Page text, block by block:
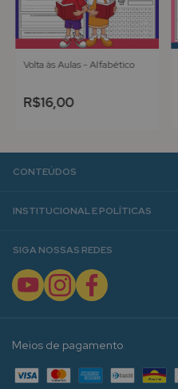
Volta às Aulas - Alfabético
R$16,00
CONTEÚDOS
INSTITUCIONAL E POLÍTICAS
SIGA NOSSAS REDES
Meios de pagamento